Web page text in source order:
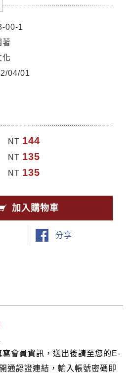
00-1
化
04/01
NT 144
NT 135
NT 135
加入購物車
分享
會員資訊，送出後請至您的E-
通認證連結，輸入帳號密碼即